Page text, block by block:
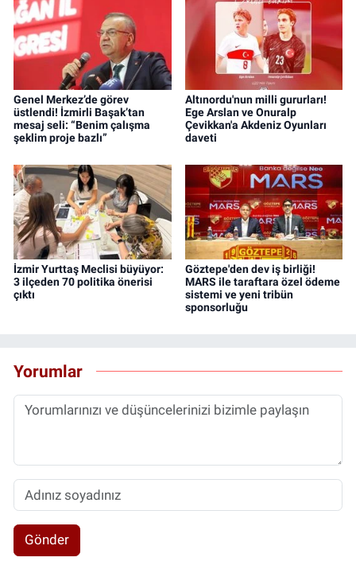
Genel Merkez’de görev
üstlendi! İzmirli Başak’tan
mesaj seli: “Benim çalışma
şeklim proje bazlı”
Altınordu'nun milli gururları!
Ege Arslan ve Onuralp
Çevikkan'a Akdeniz Oyunları
daveti
İzmir Yurttaş Meclisi büyüyor:
3 ilçeden 70 politika önerisi
çıktı
Göztepe'den dev iş birliği!
MARS ile taraftara özel ödeme
sistemi ve yeni tribün
sponsorluğu
Yorumlar
Gönder